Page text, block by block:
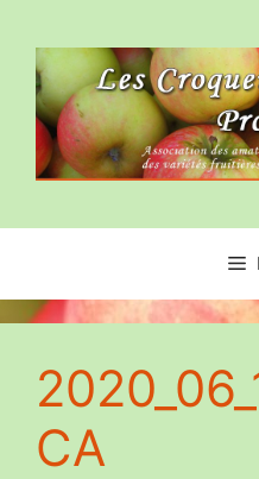
contenu
CA